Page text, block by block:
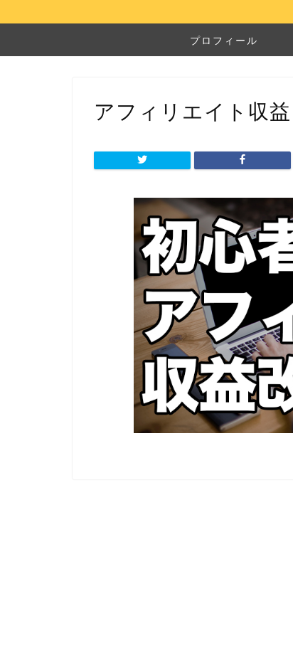
プロフィール
アフィリエイト収益